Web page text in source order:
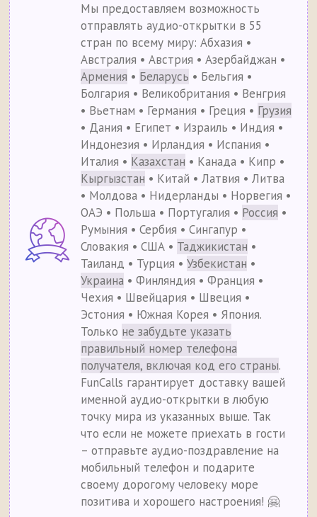
Мы предоставляем возможность
отправлять аудио-открытки в 55
стран по всему миру: Абхазия •
Австралия • Австрия • Азербайджан •
Армения • Беларусь • Бельгия •
Болгария • Великобритания • Венгрия
• Вьетнам • Германия • Греция • Грузия
• Дания • Египет • Израиль • Индия •
Индонезия • Ирландия • Испания •
Италия • Казахстан • Канада • Кипр •
Кыргызстан • Китай • Латвия • Литва
• Молдова • Нидерланды • Норвегия •
ОАЭ • Польша • Португалия • Россия •
Румыния • Сербия • Сингапур •
Словакия • США • Таджикистан •
Таиланд • Турция •Узбекистан •
Украина • Финляндия • Франция •
Чехия • Швейцария • Швеция •
Эстония • Южная Корея • Япония.
Только не забудьте указать
правильный номер телефона
получателя, включая код его страны.
FunCalls гарантирует доставку вашей
именной аудио-открытки в любую
точку мира из указанных выше. Так
что если не можете приехать в гости
– отправьте аудио-поздравление на
мобильный телефон и подарите
своему дорогому человеку море
позитива и хорошего настроения! 🤗